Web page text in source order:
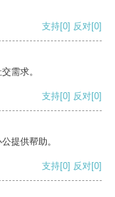
支持[0] 反对[0]
需求。
支持[0] 反对[0]
提供帮助。
支持[0] 反对[0]